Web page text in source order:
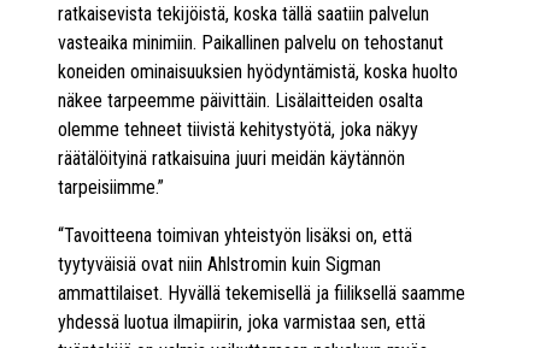
ratkaisevista tekijöistä, koska tällä saatiin palvelun
vasteaika minimiin. Paikallinen palvelu on tehostanut
koneiden ominaisuuksien hyödyntämistä, koska huolto
näkee tarpeemme päivittäin. Lisälaitteiden osalta
olemme tehneet tiivistä kehitystyötä, joka näkyy
räätälöityinä ratkaisuina juuri meidän käytännön
tarpeisiimme.”
“Tavoitteena toimivan yhteistyön lisäksi on, että
tyytyväisiä ovat niin Ahlstromin kuin Sigman
ammattilaiset. Hyvällä tekemisellä ja fiiliksellä saamme
yhdessä luotua ilmapiirin, joka varmistaa sen, että